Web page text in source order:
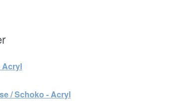
Acryl
/ Schoko - Acryl